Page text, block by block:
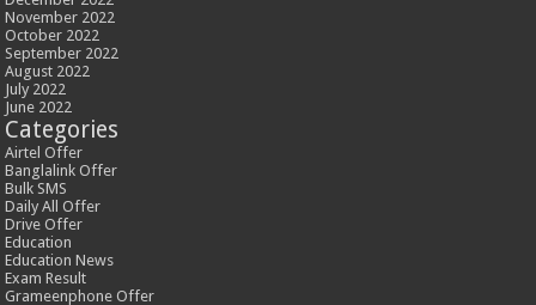
November 2022
October 2022
September 2022
August 2022
July 2022
June 2022
Categories
Airtel Offer
Banglalink Offer
Bulk SMS
Daily All Offer
Drive Offer
Education
Education News
Exam Result
Grameenphone Offer